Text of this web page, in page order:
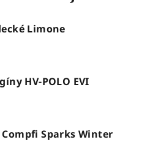
Limone
HV-POLO EVI
Sparks Winter